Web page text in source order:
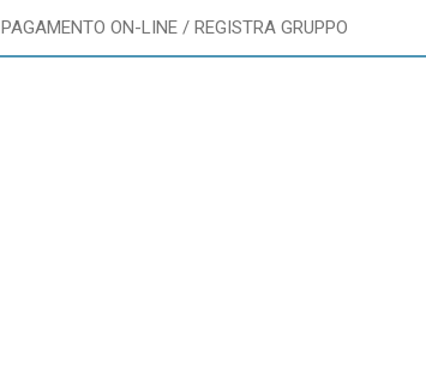
PAGAMENTO ON-LINE / REGISTRA GRUPPO